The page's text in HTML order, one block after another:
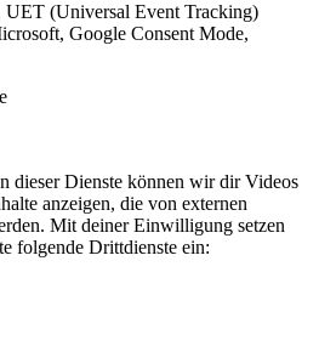
UET (Universal Event Tracking)
Google Consent Mode,
dieser Dienste können wir dir Videos
anzeigen, die von externen
Mit deiner Einwilligung setzen
folgende Drittdienste ein: